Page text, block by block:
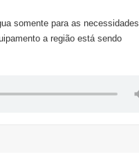
somente para as necessidades
a região está sendo